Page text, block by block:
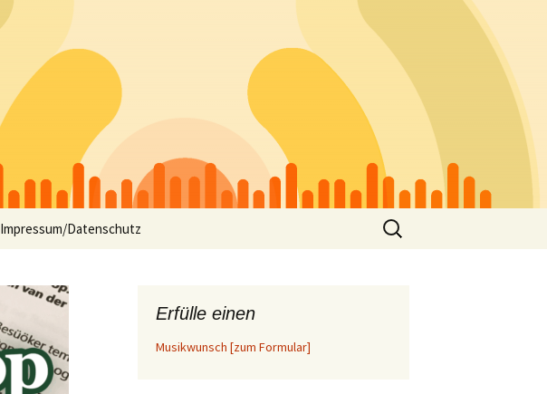
Impressum/Datenschutz
Suchen
nach:
Erfülle einen
Musikwunsch [zum Formular]